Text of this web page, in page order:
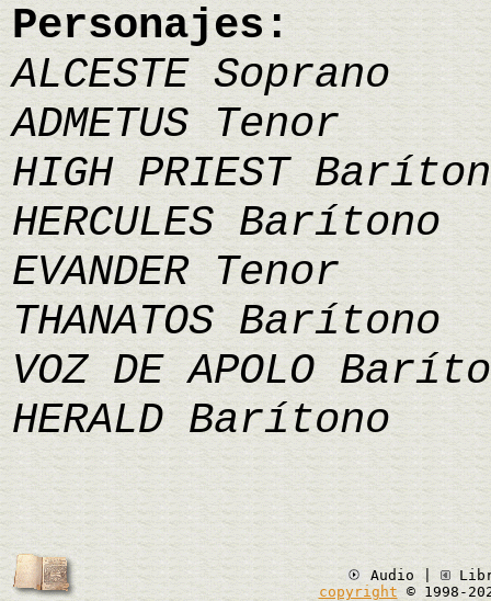
Personajes:
ALCESTE Soprano
ADMETUS Tenor
HIGH PRIEST
HERCULES Barítono
EVANDER Tenor
THANATOS Barítono
VOZ DE APOLO
HERALD Barítono
Audio |
copyright© 1998-